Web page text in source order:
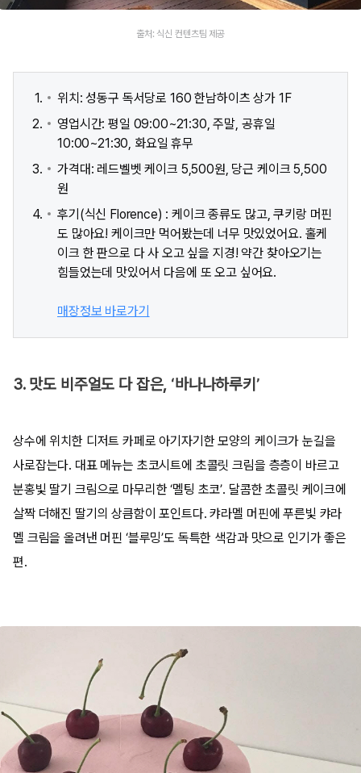
출처: 식신 컨텐츠팀 제공
위치: 성동구 독서당로 160 한남하이츠 상가 1F
영업시간: 평일 09:00~21:30, 주말, 공휴일
10:00~21:30, 화요일 휴무
가격대: 레드벨벳 케이크 5,500원, 당근 케이크 5,500
원
후기(식신 Florence) : 케이크 종류도 많고, 쿠키랑 머핀
도 많아요! 케이크만 먹어봤는데 너무 맛있었어요. 홀케
이크 한 판으로 다 사 오고 싶을 지경! 약간 찾아오기는
힘들었는데 맛있어서 다음에 또 오고 싶어요.
매장정보 바로가기
3. 맛도 비주얼도 다 잡은, ‘바나나하루키’
상수에 위치한 디저트 카페로 아기자기한 모양의 케이크가 눈길을
사로잡는다. 대표 메뉴는 초코시트에 초콜릿 크림을 층층이 바르고
분홍빛 딸기 크림으로 마무리한 ‘멜팅 초코’. 달콤한 초콜릿 케이크에
살짝 더해진 딸기의 상큼함이 포인트다. 캬라멜 머핀에 푸른빛 캬라
멜 크림을 올려낸 머핀 ‘블루밍’도 독특한 색감과 맛으로 인기가 좋은
편.